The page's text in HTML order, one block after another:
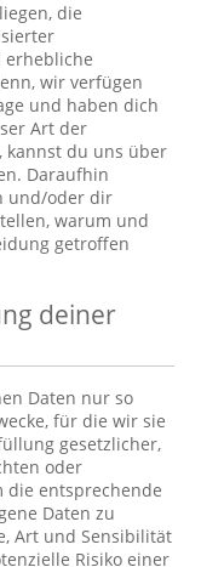
die
erhebliche
wir verfügen
und haben dich
Art der
kannst du uns über
Daraufhin
und/oder dir
warum und
getroffen
deiner
Daten nur so
für die wir sie
gesetzlicher,
oder
die entsprechende
Daten zu
Art und Sensibilität
Risiko einer